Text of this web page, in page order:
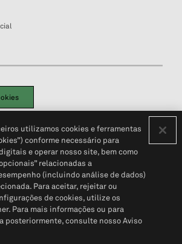
Portal de privacidade do cliente (em inglês)
Pessoais© 2026 S&P Global
utilizamos cookies e ferramentas
conforme necessário para
e operar nosso site, bem como
relacionadas a
(incluindo análise de dados)
Para aceitar, rejeitar ou
de cookies, utilize os
Para mais informações ou para
posteriormente, consulte nosso Aviso